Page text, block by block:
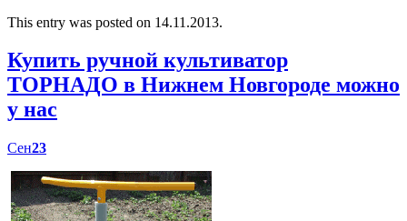
This entry was posted on 14.11.2013.
Купить ручной культиватор
ТОРНАДО в Нижнем Новгороде можно
у нас
Сен23